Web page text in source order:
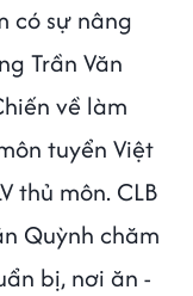
có sự nâng
Trần Văn
về làm
tuyển Việt
thủ môn. CLB
Quỳnh chăm
bị, nơi ăn -